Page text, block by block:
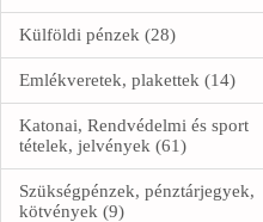
Külföldi pénzek (28)
Emlékveretek, plakettek (14)
Katonai, Rendvédelmi és sport
tételek, jelvények (61)
Szükségpénzek, pénztárjegyek,
kötvények (9)